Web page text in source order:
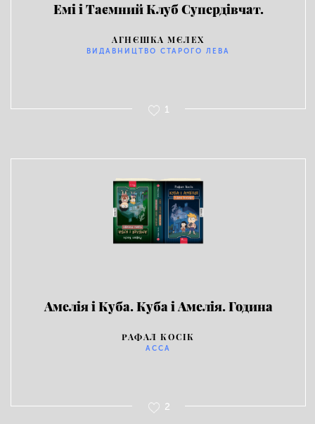
Емі і Таємний Клуб Супердівчат.
АГНЄШКА МЄЛЕХ
ВИДАВНИЦТВО СТАРОГО ЛЕВА
1
Амелія і Куба. Куба і Амелія. Година
РАФАЛ КОСІК
АССА
2